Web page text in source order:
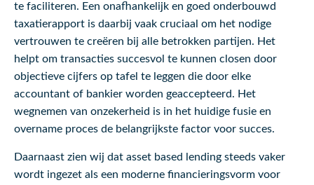
te faciliteren. Een onafhankelijk en goed onderbouwd
taxatierapport is daarbij vaak cruciaal om het nodige
vertrouwen te creëren bij alle betrokken partijen. Het
helpt om transacties succesvol te kunnen closen door
objectieve cijfers op tafel te leggen die door elke
accountant of bankier worden geaccepteerd. Het
wegnemen van onzekerheid is in het huidige fusie en
overname proces de belangrijkste factor voor succes.
Daarnaast zien wij dat asset based lending steeds vaker
wordt ingezet als een moderne financieringsvorm voor